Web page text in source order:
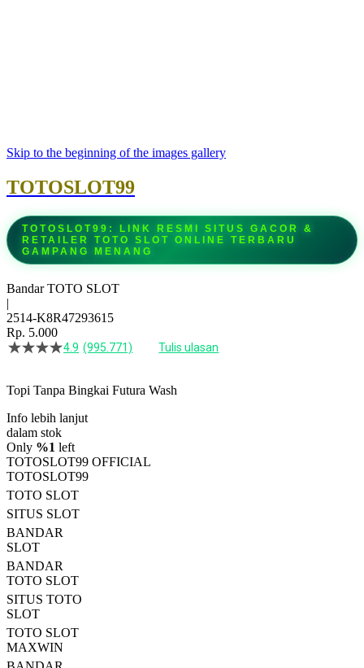
Skip to the beginning of the images gallery
TOTOSLOT99
TOTOSLOT99: LINK RESMI SITUS GACOR &
RETAILER TOTO SLOT ONLINE TERBARU
GAMPANG MENANG
Bandar TOTO SLOT
|
2514-K8R47293615
Rp. 5.000
4.5
bintang,
rating
rata-
rata.
Read
13
Reviews.
Tautan
halaman
yang
sama.
4.9 (995.771) Tulis ulasan
Topi Tanpa Bingkai Futura Wash
Info lebih lanjut
dalam stok
Only %1 left
TOTOSLOT99 OFFICIAL
TOTOSLOT99
TOTO SLOT
SITUS SLOT
BANDAR
SLOT
BANDAR
TOTO SLOT
SITUS TOTO
SLOT
TOTO SLOT
MAXWIN